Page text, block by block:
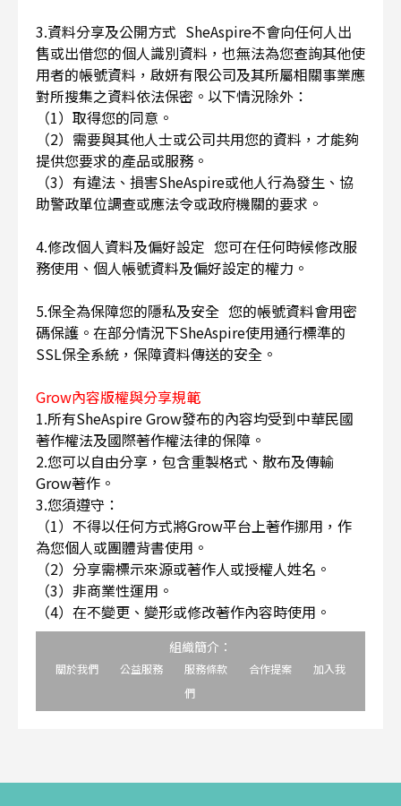
3.資料分享及公開方式 SheAspire不會向任何人出
售或出借您的個人識別資料，也無法為您查詢其他使
用者的帳號資料，啟妍有限公司及其所屬相關事業應
對所搜集之資料依法保密。以下情況除外：
（1）取得您的同意。
（2）需要與其他人士或公司共用您的資料，才能夠
提供您要求的產品或服務。
（3）有違法、損害SheAspire或他人行為發生、協
助警政單位調查或應法令或政府機關的要求。
4.修改個人資料及偏好設定 您可在任何時候修改服
務使用、個人帳號資料及偏好設定的權力。
5.保全為保障您的隱私及安全 您的帳號資料會用密
碼保護。在部分情況下SheAspire使用通行標準的
SSL保全系統，保障資料傳送的安全。
Grow內容版權與分享規範
1.所有SheAspire Grow發布的內容均受到中華民國
著作權法及國際著作權法律的保障。
2.您可以自由分享，包含重製格式、散布及傳輸
Grow著作。
3.您須遵守：
（1）不得以任何方式將Grow平台上著作挪用，作
為您個人或團體背書使用。
（2）分享需標示來源或著作人或授權人姓名。
（3）非商業性運用。
（4）在不變更、變形或修改著作內容時使用。
組織簡介：
關於我們 公益服務 服務條款 合作提案
加入我
們